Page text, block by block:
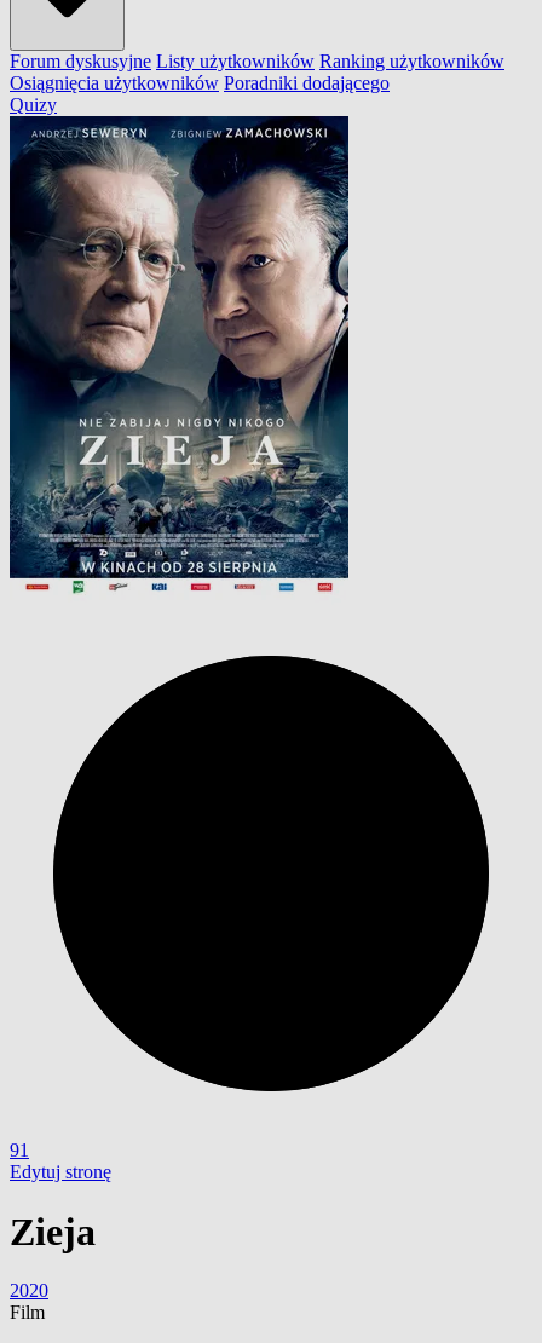
Forum dyskusyjne Listy użytkowników Ranking użytkowników
Osiągnięcia użytkowników Poradniki dodającego
Quizy
91
Edytuj stronę
Zieja
2020
Film